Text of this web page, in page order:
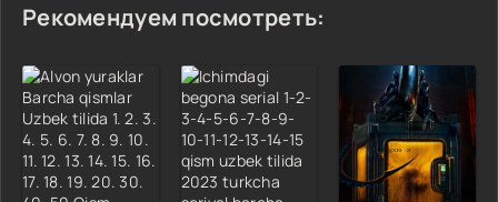
Рекомендуем посмотреть: